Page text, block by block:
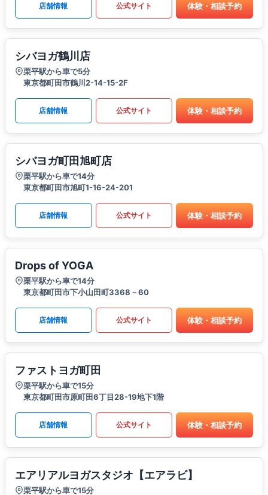
店舗情報 公式サイト 体験・相談予約
シバヨガ鶴川店
栗平駅から車で5分
東京都町田市鶴川2-14-15-2F
店舗情報 公式サイト 体験・相談予約
シバヨガ町田旭町店
栗平駅から車で14分
東京都町田市旭町1-16-24-201
店舗情報 公式サイト 体験・相談予約
Drops of YOGA
栗平駅から車で14分
東京都町田市下小山田町3368－60
店舗情報 公式サイト 体験・相談予約
ファストヨガ町田
栗平駅から車で15分
東京都町田市原町田6丁目28-19地下1階
店舗情報 公式サイト 体験・相談予約
エアリアルヨガスタジオ【エアラビ】
栗平駅から車で15分